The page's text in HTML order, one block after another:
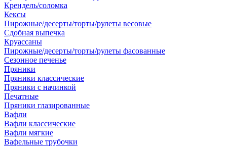
Крендель/соломка
Кексы
Пирожные/десерты/торты/рулеты весовые
Сдобная выпечка
Круассаны
Пирожные/десерты/торты/рулеты фасованные
Сезонное печенье
Пряники
Пряники классические
Пряники с начинкой
Печатные
Пряники глазированные
Вафли
Вафли классические
Вафли мягкие
Вафельные трубочки